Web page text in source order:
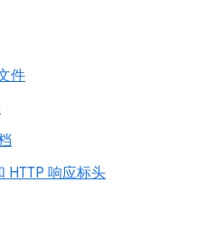
件
HTTP 响应标头